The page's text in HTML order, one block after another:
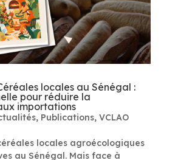
locales au Sénégal :
pour réduire la
importations
, Publications, VCLAO
locales agroécologiques
au Sénégal. Mais face à